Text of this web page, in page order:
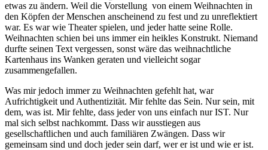
etwas zu ändern. Weil die Vorstellung von einem Weihnachten in
den Köpfen der Menschen anscheinend zu fest und zu unreflektiert
war. Es war wie Theater spielen, und jeder hatte seine Rolle.
Weihnachten schien bei uns immer ein heikles Konstrukt. Niemand
durfte seinen Text vergessen, sonst wäre das weihnachtliche
Kartenhaus ins Wanken geraten und vielleicht sogar
zusammengefallen.
Was mir jedoch immer zu Weihnachten gefehlt hat, war
Aufrichtigkeit und Authentizität. Mir fehlte das Sein. Nur sein, mit
dem, was ist. Mir fehlte, dass jeder von uns einfach nur IST. Nur
mal sich selbst nachkommt. Dass wir ausstiegen aus
gesellschaftlichen und auch familiären Zwängen. Dass wir
gemeinsam sind und doch jeder sein darf, wer er ist und wie er ist.